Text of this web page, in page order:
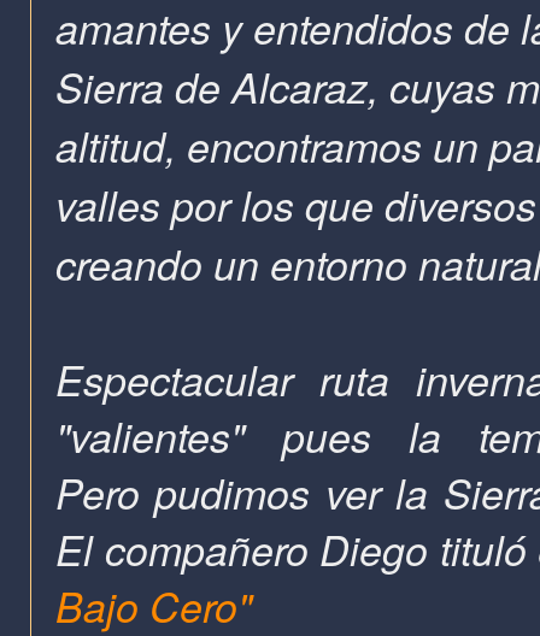
amantes y entendidos de
Sierra de Alcaraz, cuyas
altitud, encontramos un
valles por los que
creando un entorno
Espectacular ruta
"valientes" pues la
Pero pudimos ver la
El compañero Diego
Bajo Cero"